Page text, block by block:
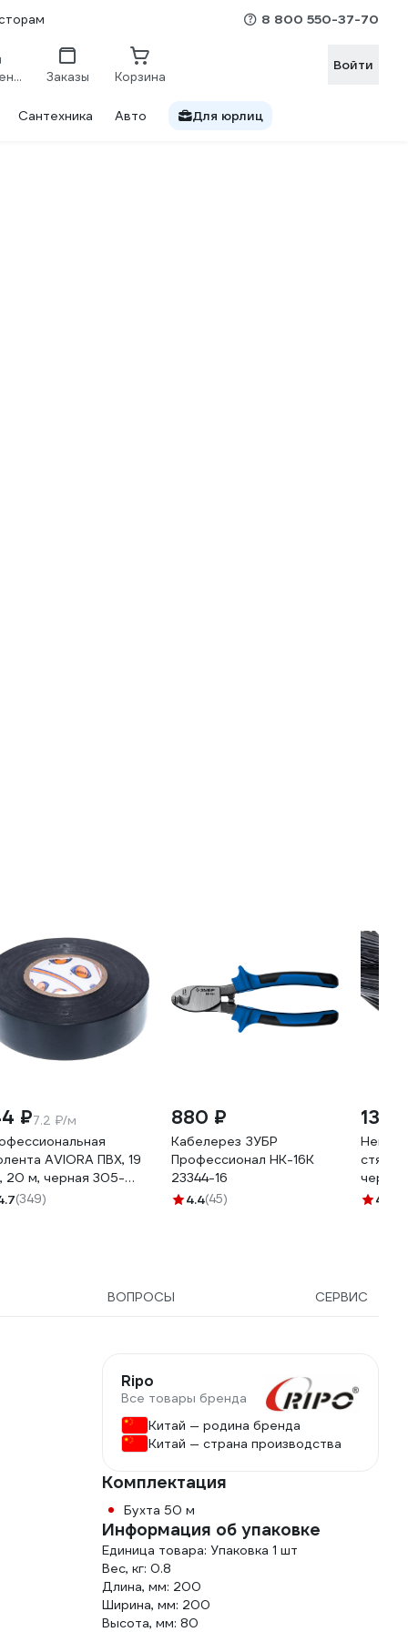
8 800 550-37-70
Сравнение Заказы Корзина
Войти
Сантехника Авто Для юрлиц
₽7.2 ₽/м
AVIORA ПВХ, 19
20 м, черная 305-
(349)
880 ₽
Кабелерез ЗУБР
Профессионал НК-16К
23344-16
4.4(45)
130
4.2
ВОПРОСЫ СЕРВИС
Ripo
Все товары бренда
Китай — родина бренда
Китай — страна производства
Комплектация
Бухта 50 м
Информация об упаковке
Единица товара: Упаковка 1 шт
Вес, кг: 0.8
Длина, мм: 200
Ширина, мм: 200
Высота, мм: 80